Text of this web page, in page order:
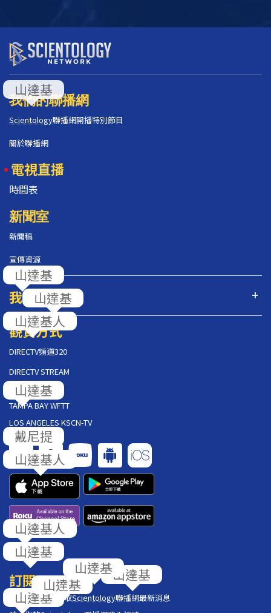
我們的聯播網
Scientology聯播網開播特別節目
關於聯播網
電視直播
時間表
新聞室
新聞稿
宣傳資源
我們的節目
觀賞方式
DIRECTV頻道320
DIRECTV STREAM
AT&T U-VERSE
TAMPA BAY WFTT
LOS ANGELES KSCN-TV
回饋
訂閱
在你的收件匣獲取Scientology聯播網最新消息